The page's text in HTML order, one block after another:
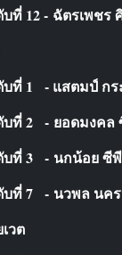
ที่ 12 - ฉัตรเพชร
ที่ 1 - แสตมป์ กร
ที่ 2 - ยอดมงคล
บที่ 3 - นกน้อย ซี
บที่ 7 - นวพล นค
วต